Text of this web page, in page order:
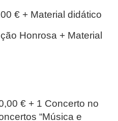
€ + Material didático
Honrosa + Material
€ + 1 Concerto no
“Música e